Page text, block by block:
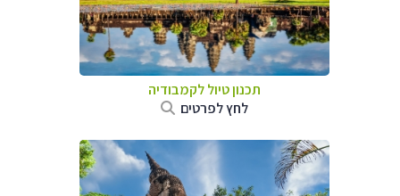
תכנון טיוללקמבודיה
לחץ לפרטים